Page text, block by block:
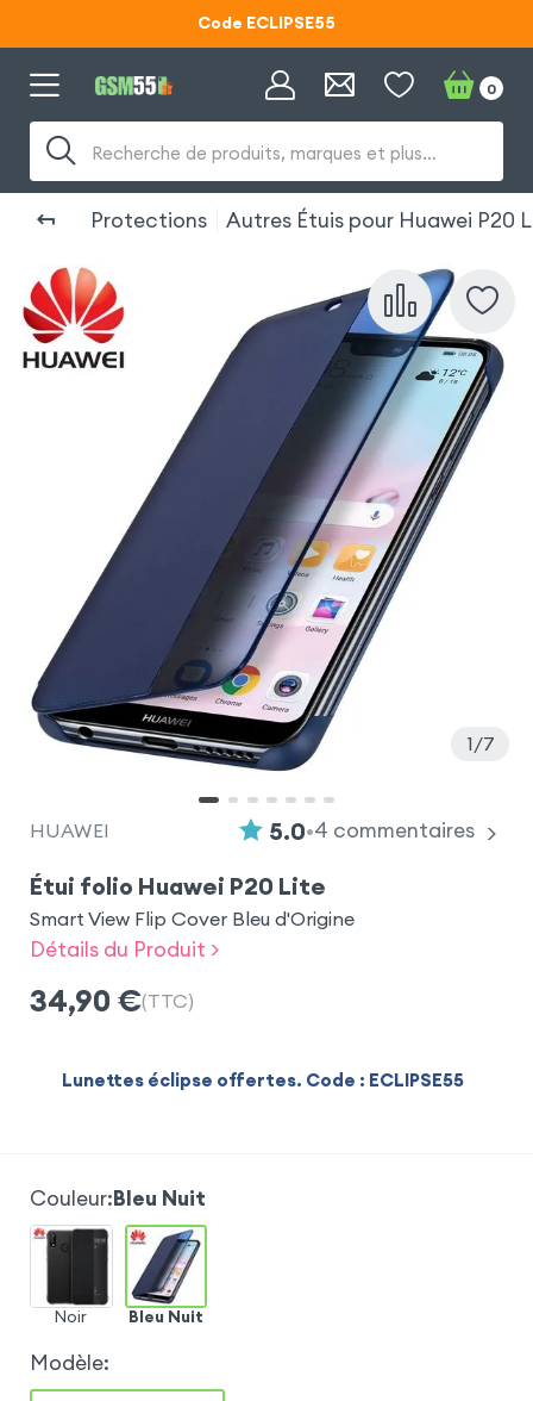
Code ECLIPSE55
Lunettes d'éclipse OFFERTES
Recherche de produits, marques et plus…
0
Protections Autres Étuis pour Huawei P20
1 7
HUAWEI 5.0•4 commentaires
Étui folio Huawei P20 Lite
Smart View Flip Cover Bleu d'Origine
Détails du Produit >
34,90 €(TTC)
Lunettes éclipse offertes. Code : ECLIPSE55
Couleur:Bleu Nuit
Noir Bleu Nuit
Modèle: